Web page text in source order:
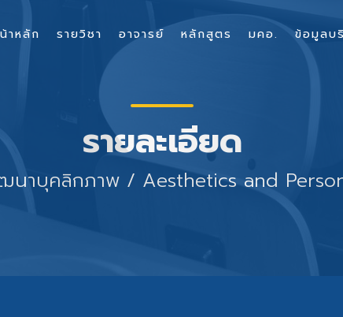
รายละเอียด
นาบุคลิกภาพ / Aesthetics and
าหลัก รายวิชา อาจารย์ หลักสูตร มคอ. ข้อมูลบ